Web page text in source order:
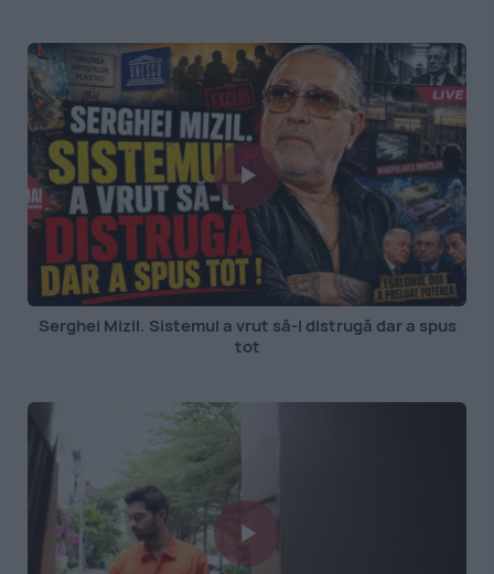
Serghei Mizil. Sistemul a vrut să-l distrugă dar a spus
tot